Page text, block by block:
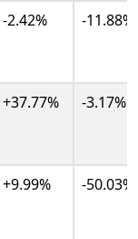
-2.42% -11.88%
+37.77% -3.17%
+9.99% -50.03%